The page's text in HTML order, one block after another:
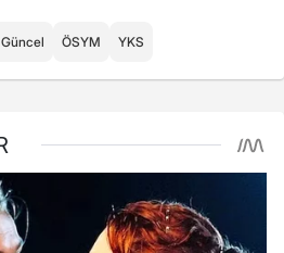
Güncel ÖSYM YKS